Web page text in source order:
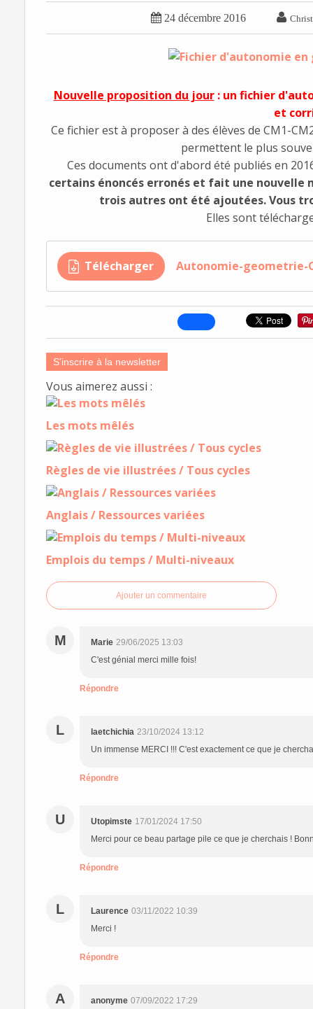
 24 décembre 2016 
Nouvelle proposition du jour: un fichier
et
Ce fichier est à proposer à des élèves de CM1-
permettent le plus
Ces documents ont d'abord été publiés en
certains énoncés erronés et fait une nouvelle
trois autres ont été ajoutées. Vous
Elles sont
Télécharger Autonomie-geometrie-
S'inscrire à la newsletter
Vous aimerez aussi :
Les mots mêlés
Règles de vie illustrées / Tous cycles
Anglais / Ressources variées
Emplois du temps / Multi-niveaux
Ajouter un commentaire
M Marie 29/06/2025 13:03
C'est génial merci mille fois!
Répondre
L laetchichia 23/10/2024 13:12
Un immense MERCI !!! C'est exactement ce que je
Répondre
U Utopimste 17/01/2024 17:50
Merci pour ce beau partage pile ce que je cherchais !
Répondre
L Laurence 03/11/2022 10:39
Merci !
Répondre
A anonyme 07/09/2022 17:29